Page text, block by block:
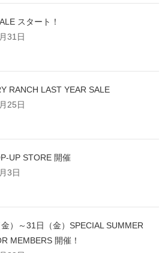
スタート！
31日
RANCH LAST YEAR SALE
25日
UP STORE 開催
3日
）～31日（金）SPECIAL SUMMER
MEMBERS 開催！